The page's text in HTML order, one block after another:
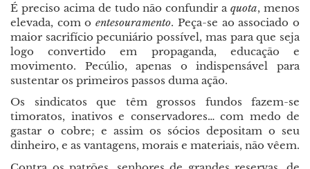
É preciso acima de tudo não confundir aquota, menos
elevada, com oentesouramento. Peça-se ao associado o
maior sacrifício pecuniário possível, mas para que seja
logo convertido em propaganda, educação e
movimento. Pecúlio, apenas o indispensável para
sustentar os primeiros passos duma ação.
Os sindicatos que têm grossos fundos fazem-se
timoratos, inativos e conservadores… com medo de
gastar o cobre; e assim os sócios depositam o seu
dinheiro, e as vantagens, morais e materiais, não vêem.